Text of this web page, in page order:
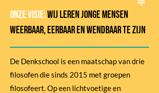
Onze visie:Wij leren jonge mensen
weerbaar, eeRbaar en wendbaar te zijn
De Denkschool is een maatschap van drie
filosofen die sinds 2015 met groepen
filosofeert. Op een lichtvoetige en